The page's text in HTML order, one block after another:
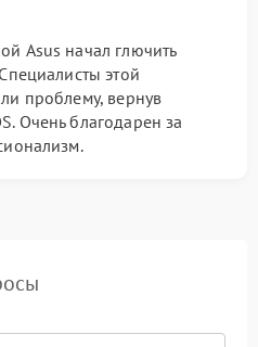
Asus начал глючить
этой
проблему, вернув
Очень благодарен за